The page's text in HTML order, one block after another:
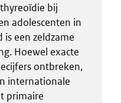
bij
adolescenten in
is een zeldzame
Hoewel exacte
ontbreken,
internationale
primaire